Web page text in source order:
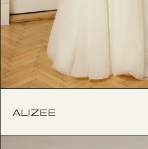
ALIZEE